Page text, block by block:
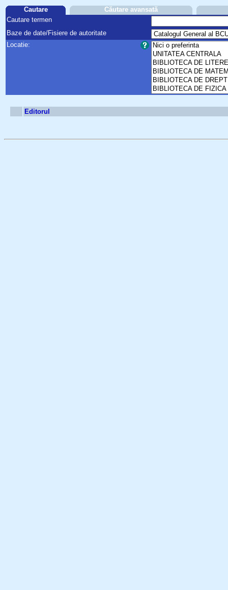
Cautare
Căutare avansată
Cautare termen
Baze de date/Fisiere de autoritate
Locatie:
Editorul